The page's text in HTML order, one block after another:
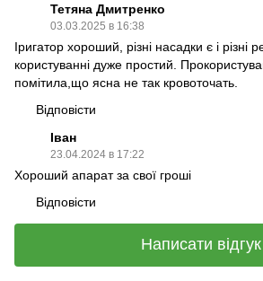
Тетяна Дмитренко
03.03.2025 в 16:38
Іригатор хороший, різні насадки є і різні
користуванні дуже простий.
помітила,що ясна не так кровоточать.
Відповісти
Іван
23.04.2024 в 17:22
Хороший апарат за свої гроші
Відповісти
Написати відгук